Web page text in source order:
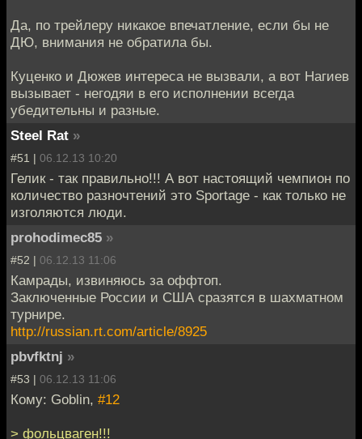
Да, по трейлеру никакое впечатление, если бы не
ДЮ, внимания не обратила бы.
Куценко и Дюжев интереса не вызвали, а вот Нагиев
вызывает - негодяи в его исполнении всегда
убедительны и разные.
Steel Rat »
#51 | 06.12.13 10:20
Гелик - так правильно!!! А вот настоящий чемпион по
количество разночтений это Sportage - как только не
изголяются люди.
prohodimec85 »
#52 | 06.12.13 11:06
Камрады, извиняюсь за оффтоп.
Заключенные России и США сразятся в шахматном
турнире.
http://russian.rt.com/article/8925
pbvfktnj »
#53 | 06.12.13 11:06
Кому: Goblin, #12
> фольцваген!!!